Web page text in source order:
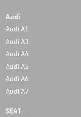
Audi
Audi A1
Audi A3
Audi A4
Audi A5
Audi A6
Audi A7
SEAT